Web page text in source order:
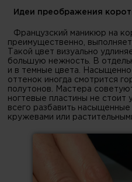
Идеи преображения
Французский маникюр на
преимущественно,
Такой цвет визуально
большую нежность. В
и в темные цвета.
оттенок иногда смотрится
полутонов. Мастера
ногтевые пластины не
всего разбавить насыщенные
кружевами или